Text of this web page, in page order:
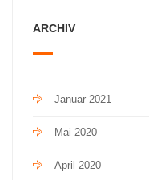
ARCHIV
Januar 2021
Mai 2020
April 2020